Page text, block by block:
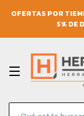
OFERTAS POR
5% DE